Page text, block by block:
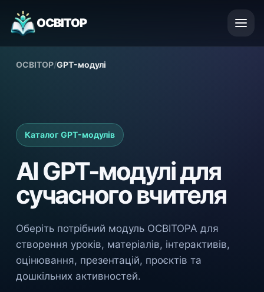
ОСВІТОР
ОСВІТОР/GPT-модулі
Каталог GPT-модулів
AI GPT-модулі для
сучасного вчителя
Оберіть потрібний модуль ОСВІТОРА для
створення уроків, матеріалів, інтерактивів,
оцінювання, презентацій, проєктів та
дошкільних активностей.